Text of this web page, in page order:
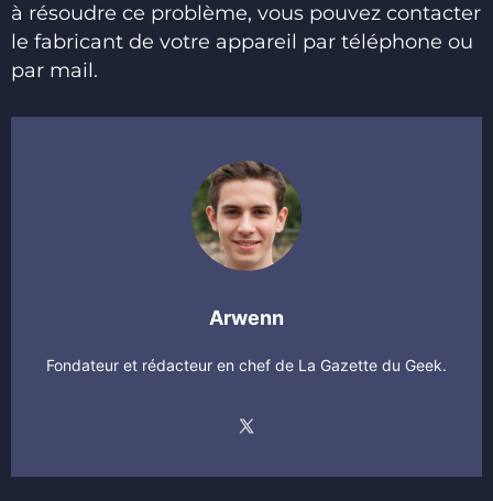
à résoudre ce problème, vous pouvez contacter
le fabricant de votre appareil par téléphone ou
par mail.
Arwenn
Fondateur et rédacteur en chef de La Gazette du Geek.